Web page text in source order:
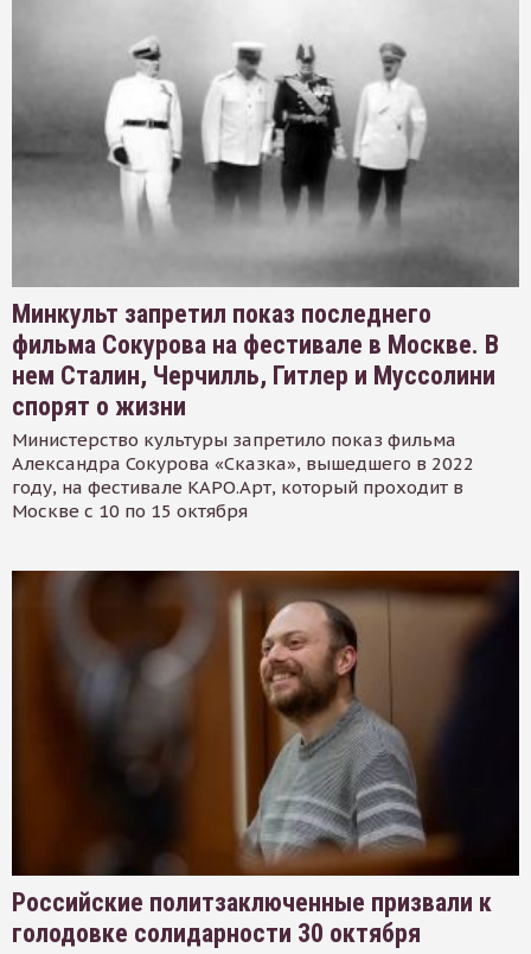
Минкульт запретил показ последнего
фильма Сокурова на фестивале в Москве. В
нем Сталин, Черчилль, Гитлер и Муссолини
спорят о жизни
Министерство культуры запретило показ фильма
Александра Сокурова «Сказка», вышедшего в 2022
году, на фестивале КАРО.Арт, который проходит в
Москве с 10 по 15 октября
Российские политзаключенные призвали к
голодовке солидарности 30 октября